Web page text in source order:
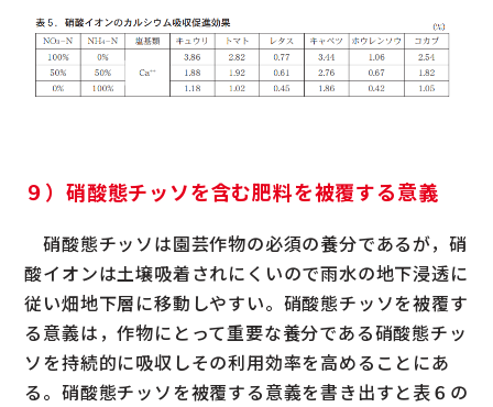
９）硝酸態チッソを含む肥料を被覆する意義
硝酸態チッソは園芸作物の必須の養分であるが，硝
酸イオンは土壌吸着されにくいので雨水の地下浸透に
従い畑地下層に移動しやすい。硝酸態チッソを被覆す
る意義は，作物にとって重要な養分である硝酸態チッ
ソを持続的に吸収しその利用効率を高めることにあ
る。硝酸態チッソを被覆する意義を書き出すと表６の